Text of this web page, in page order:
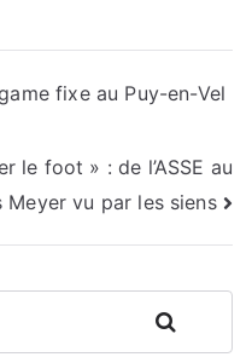
fixe au Puy-en-Vel
le foot » : de l’ASSE au
Meyer vu par les siens
Rechercher